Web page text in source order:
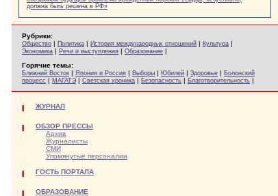
должна быть решена в РФ»
Рубрики:
Общество | Политика | История международных отношений | Культура |
Экономика | Речи и выступления | Образование |
Горячие темы:
Ближний Восток | Япония и Россия | Выборы | Юбилей | Здоровье | Болонский
процесс | МАГАТЭ | Светская хроника | Безопасность | Благотворительность |
ЖУРНАЛ
ОБЗОР ПРЕССЫ
Архив
Журналисты
СМИ
Упомянутые персоналии
ГОСТЬ ПОРТАЛА
ОБРАЗОВАНИЕ